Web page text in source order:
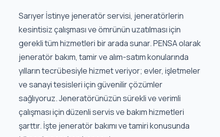
Sarıyer İstinye jeneratör servisi, jeneratörlerin
kesintisiz çalışması ve ömrünün uzatılması için
gerekli tüm hizmetleri bir arada sunar. PENSA olarak
jeneratör bakım, tamir ve alım-satım konularında
yılların tecrübesiyle hizmet veriyor; evler, işletmeler
ve sanayi tesisleri için güvenilir çözümler
sağlıyoruz. Jeneratörünüzün sürekli ve verimli
çalışması için düzenli servis ve bakım hizmetleri
şarttır. İşte jeneratör bakımı ve tamiri konusunda